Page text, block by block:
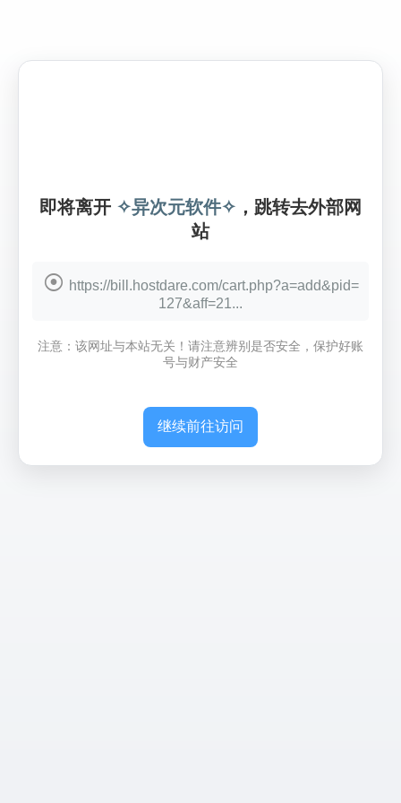
即将离开 ✧异次元软件✧ ，跳转去外部网
站
https://bill.hostdare.com/cart.php?a=add&pid=
127&aff=21...
注意：该网址与本站无关！请注意辨别是否安全，保护好账
号与财产安全
继续前往访问